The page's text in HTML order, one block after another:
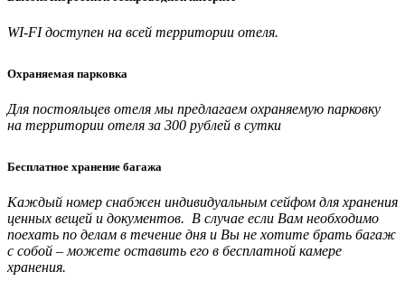
WI-FI доступен на всей территории отеля.
Охраняемая парковка
Для постояльцев отеля мы предлагаем охраняемую парковку
на территории отеля за 300 рублей в сутки
Бесплатное хранение багажа
Каждый номер снабжен индивидуальным сейфом для хранения
ценных вещей и документов. В случае если Вам необходимо
поехать по делам в течение дня и Вы не хотите брать багаж
с собой – можете оставить его в бесплатной камере
хранения.